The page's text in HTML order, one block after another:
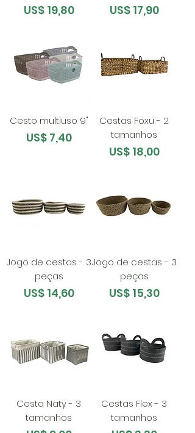
Preço
US$ 19,80 Preço
US$ 17,90
Cesto multiuso 9"
Preço
US$ 7,40
Cestas Foxu - 2
tamanhos
Preço
US$ 18,00
Jogo de cestas - 3
peças
Preço
US$ 14,60
Jogo de cestas - 3
peças
Preço
US$ 15,30
Cesta Naty - 3
tamanhos
Cestas Flex - 3
tamanhos